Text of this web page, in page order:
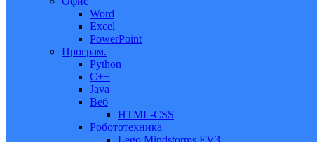
Word
Excel
PowerPoint
Програм.
Python
C++
Java
Веб
HTML-CSS
Робототехника
Lego Mindstorms EV3